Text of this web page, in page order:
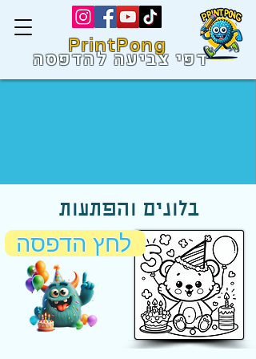
PrintPong
דפי צביעה להדפסה
בלונים והפתעות
לחץ הדפסה